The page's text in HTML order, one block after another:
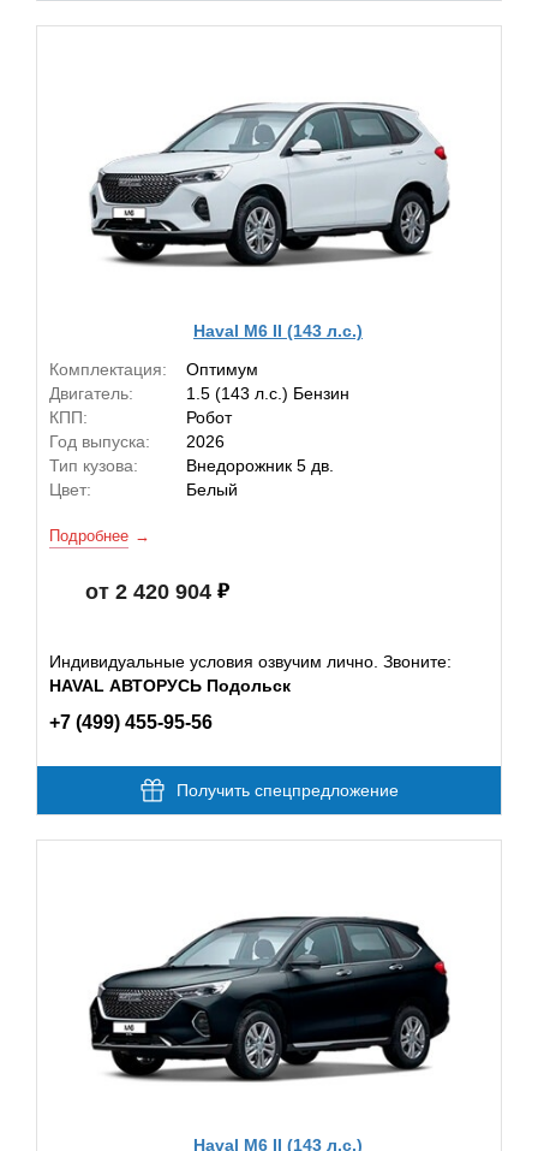
Haval M6 II (143 л.с.)
Комплектация:
Оптимум
Двигатель:
1.5 (143 л.с.) Бензин
КПП:
Робот
Год выпуска:
2026
Тип кузова:
Внедорожник 5 дв.
Цвет:
Белый
Подробнее
от 2 420 904
Индивидуальные условия озвучим лично. Звоните:
HAVAL АВТОРУСЬ Подольск
+7 (499) 455-95-56
Получить спецпредложение
Haval M6 II (143 л.с.)